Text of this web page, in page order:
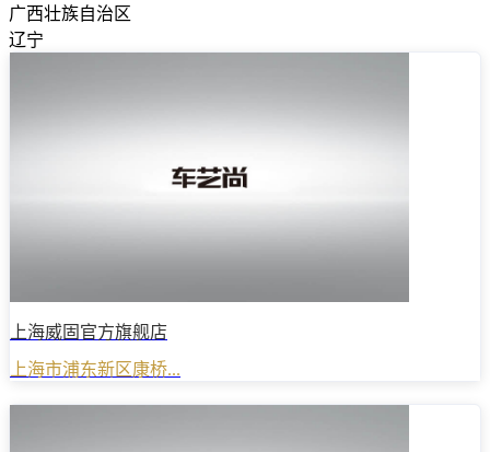
广西壮族自治区
辽宁
上海威固官方旗舰店
上海市浦东新区康桥...